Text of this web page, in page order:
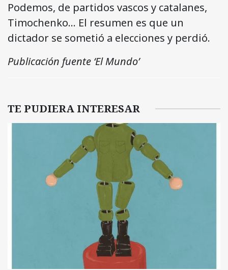
Podemos, de partidos vascos y catalanes,
Timochenko… El resumen es que un
dictador se sometió a elecciones y perdió.
Publicación fuente ‘El Mundo’
TE PUDIERA INTERESAR